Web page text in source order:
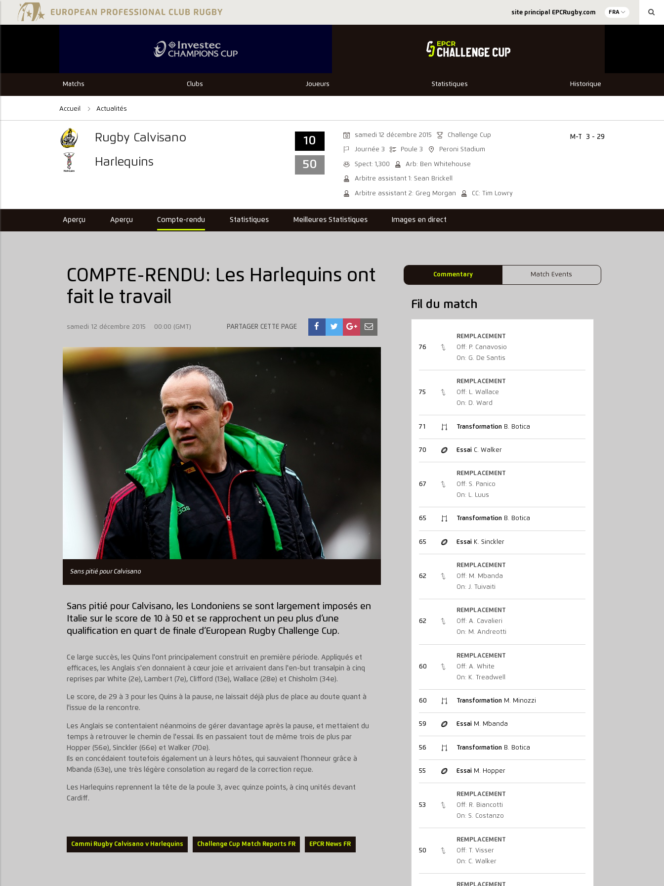
site principal EPCRugby.com FRA
Matchs Clubs Joueurs Statistiques Historique
Accueil Actualités
Rugby Calvisano
Harlequins
10
50
samedi 12 décembre 2015 Challenge Cup
Journée 3 Poule 3 Peroni Stadium
Spect: 1,300 Arb: Ben Whitehouse
Arbitre assistant 1: Sean Brickell
Arbitre assistant 2: Greg Morgan CC: Tim Lowry
M-T 3 - 29
Aperçu Aperçu Compte-rendu Statistiques Meilleures Statistiques Images en direct
Commentary Match Events
COMPTE-RENDU: Les Harlequins ont
fait le travail
samedi 12 décembre 2015 00:00 (GMT) PARTAGER CETTE PAGE
Sans pitié pour Calvisano
Sans pitié pour Calvisano, les Londoniens se sont largement imposés en
Italie sur le score de 10 à 50 et se rapprochent un peu plus d’une
qualification en quart de finale d’European Rugby Challenge Cup.
Ce large succès, les Quins l'ont principalement construit en première période. Appliqués et
efficaces, les Anglais s'en donnaient à cœur joie et arrivaient dans l'en-but transalpin à cinq
reprises par White (2e), Lambert (7e), Clifford (13e), Wallace (28e) et Chisholm (34e).
Le score, de 29 à 3 pour les Quins à la pause, ne laissait déjà plus de place au doute quant à
l'issue de la rencontre.
Les Anglais se contentaient néanmoins de gérer davantage après la pause, et mettaient du
temps à retrouver le chemin de l'essai. Ils en passaient tout de même trois de plus par
Hopper (56e), Sinckler (66e) et Walker (70e).
Ils en concédaient toutefois également un à leurs hôtes, qui sauvaient l'honneur grâce à
Mbanda (63e), une très légère consolation au regard de la correction reçue.
Les Harlequins reprennent la tête de la poule 3, avec quinze points, à cinq unités devant
Cardiff.
Cammi Rugby Calvisano v Harlequins Challenge Cup Match Reports FR EPCR News FR
Fil du match
76
REMPLACEMENT
Off: P. Canavosio
On: G. De Santis
75
REMPLACEMENT
Off: L. Wallace
On: D. Ward
71 TransformationB. Botica
70 EssaiC. Walker
67
REMPLACEMENT
Off: S. Panico
On: L. Luus
65 TransformationB. Botica
65 EssaiK. Sinckler
62
REMPLACEMENT
Off: M. Mbanda
On: J. Tuivaiti
62
REMPLACEMENT
Off: A. Cavalieri
On: M. Andreotti
60
REMPLACEMENT
Off: A. White
On: K. Treadwell
60 TransformationM. Minozzi
59 EssaiM. Mbanda
56 TransformationB. Botica
55 EssaiM. Hopper
53
REMPLACEMENT
Off: R. Biancotti
On: S. Costanzo
50
REMPLACEMENT
Off: T. Visser
On: C. Walker
REMPLACEMENT